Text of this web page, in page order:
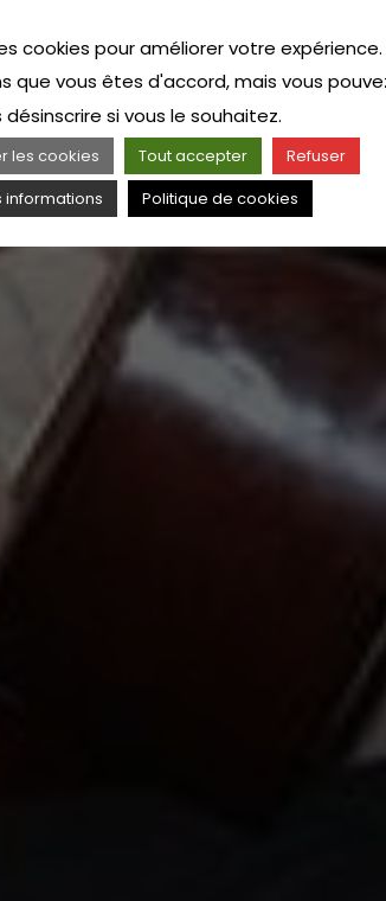
cookies pour améliorer votre expérience.
que vous êtes d'accord, mais vous
désinscrire si vous le souhaitez.
les cookies Tout accepter
Refuser
informations
Politique de cookies